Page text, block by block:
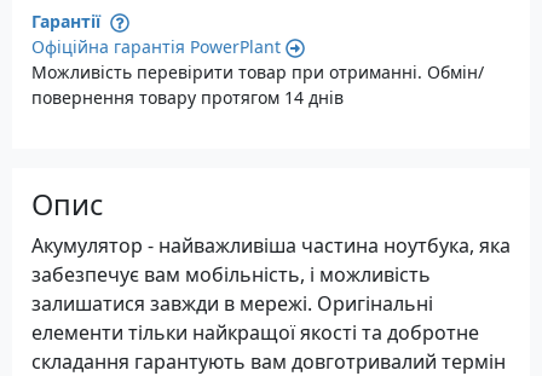
Гарантії
Офіційна гарантія PowerPlant
Можливість перевірити товар при отриманні. Обмін/
повернення товару протягом 14 днів
Опис
Акумулятор - найважливіша частина ноутбука, яка
забезпечує вам мобільність, і можливість
залишатися завжди в мережі. Оригінальні
елементи тільки найкращої якості та добротне
складання гарантують вам довготривалий термін